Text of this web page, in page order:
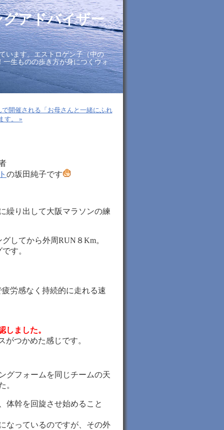
アドバイザー
います。エストロゲン子（中の
一生ものの歩き方が身につくウォ
開催される「お母さんと一緒にふれ
す。 »
の坂田純子です
繰り出して大阪マラソンの練
してから外周RUN８Km。
す。
労感なく持続的に走れる速
しました。
つかめた感じです。
グフォームを同じチームの天
。
体幹を回旋させ始めること
なっているのですが、その外